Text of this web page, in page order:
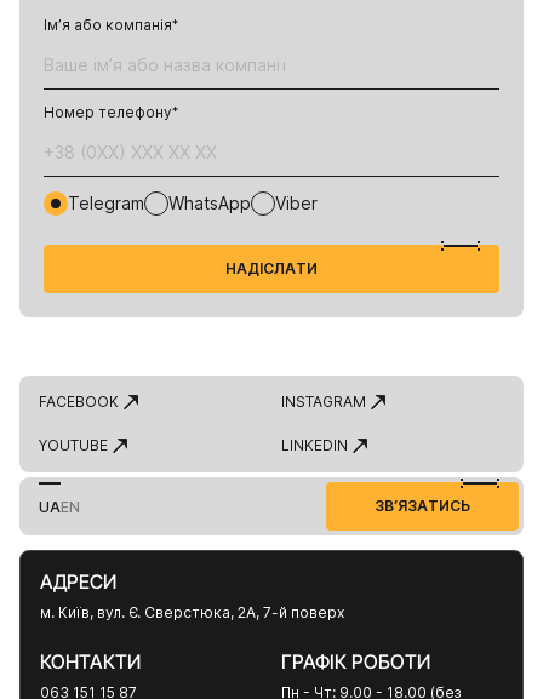
Ім’я або компанія*
Номер телефону*
Telegram WhatsApp Viber
НАДІСЛАТИ
FACEBOOK INSTAGRAM
YOUTUBE LINKEDIN
UAEN ЗВ’ЯЗАТИСЬ
АДРЕСИ
м. Київ, вул. Є. Сверстюка, 2А, 7-й поверх
ГРАФІК РОБОТИ
Пн - Чт: 9.00 - 18.00 (без
КОНТАКТИ
063 151 15 87